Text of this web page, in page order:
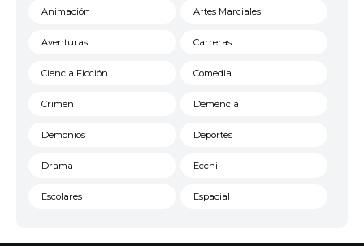
Animación Artes Marciales
Aventuras Carreras
Ciencia Ficción Comedia
Crimen Demencia
Demonios Deportes
Drama Ecchi
Escolares Espacial